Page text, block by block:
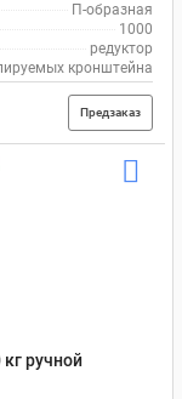
П-образная
1000
редуктор
кронштейна
Предзаказ
ручной